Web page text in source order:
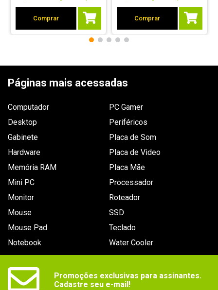
Comprar Comprar
Páginas mais acessadas
Computador
Desktop
Gabinete
Hardware
Memória RAM
Mini PC
Monitor
Mouse
Mouse Pad
Notebook
PC Gamer
Periféricos
Placa de Som
Placa de Video
Placa Mãe
Processador
Roteador
SSD
Teclado
Water Cooler
Promoções exclusivas para assinantes.
Cadastre seu e-mail!